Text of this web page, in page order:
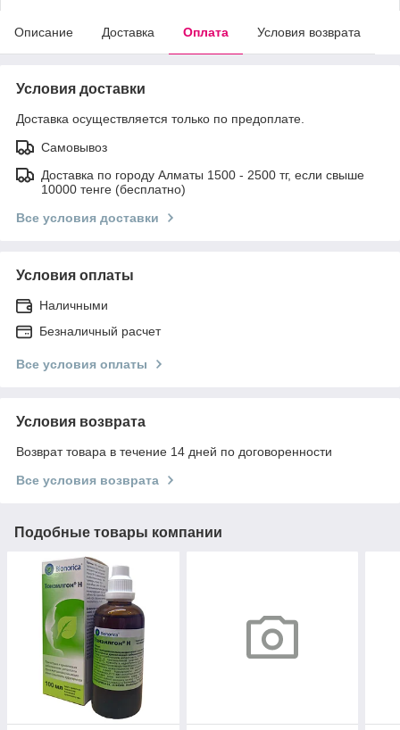
Описание Доставка Оплата Условия возврата
Условия доставки
Доставка осуществляется только по предоплате.
Самовывоз
Доставка по городу Алматы 1500 - 2500 тг, если свыше
10000 тенге (бесплатно)
Все условия доставки
Условия оплаты
Наличными
Безналичный расчет
Все условия оплаты
Условия возврата
Возврат товара в течение 14 дней по договоренности
Все условия возврата
Подобные товары компании